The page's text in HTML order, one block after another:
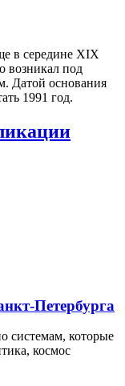
в середине XIX
возникал под
Датой основания
1991 год.
Петербурга
системам, которые
космос